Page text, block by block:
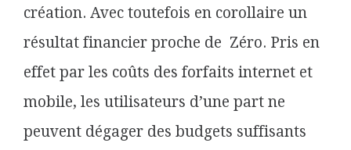
création. Avec toutefois en corollaire un
résultat financier proche de Zéro. Pris en
effet par les coûts des forfaits internet et
mobile, les utilisateurs d’une part ne
peuvent dégager des budgets suffisants